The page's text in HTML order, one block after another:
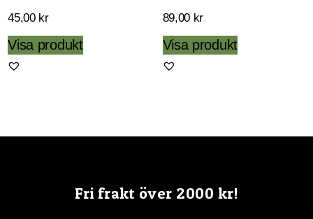
45,00 kr
Visa produkt
89,00 kr
Visa produkt
Fri frakt över 2000 kr!